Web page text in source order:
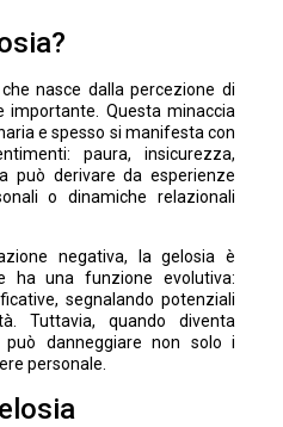
nasce dalla percezione di
importante. Questa minaccia
e spesso si manifesta con
paura, insicurezza,
può derivare da esperienze
o dinamiche relazionali
negativa, la gelosia è
ha una funzione evolutiva:
segnalando potenziali
Tuttavia, quando diventa
può danneggiare non solo i
personale.